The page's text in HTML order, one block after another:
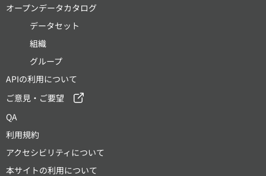
オープンデータカタログ
データセット
組織
グループ
APIの利用について
ご意見・ご要望
QA
利用規約
アクセシビリティについて
本サイトの利用について